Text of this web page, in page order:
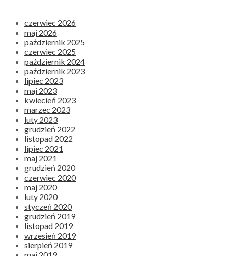
czerwiec 2026
maj 2026
październik 2025
czerwiec 2025
październik 2024
październik 2023
lipiec 2023
maj 2023
kwiecień 2023
marzec 2023
luty 2023
grudzień 2022
listopad 2022
lipiec 2021
maj 2021
grudzień 2020
czerwiec 2020
maj 2020
luty 2020
styczeń 2020
grudzień 2019
listopad 2019
wrzesień 2019
sierpień 2019